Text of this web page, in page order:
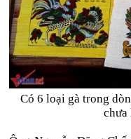
Có 6 loại gà trong
chưa